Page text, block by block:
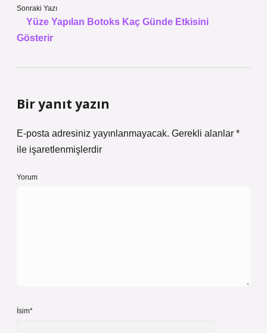
Sonraki Yazı
Yüze Yapılan Botoks Kaç Günde Etkisini
Gösterir
Bir yanıt yazın
E-posta adresiniz yayınlanmayacak. Gerekli alanlar *
ile işaretlenmişlerdir
Yorum
İsim*